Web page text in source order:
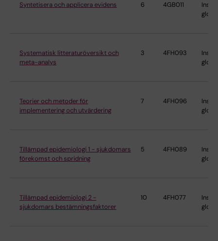
Syntetisera och applicera evidens 6 4GB011
Systematisk litteraturöversikt och
meta-analys
3 4FH093
Teorier och metoder för
implementering och utvärdering
7 4FH096
Tillämpad epidemiologi 1 - sjukdomars
förekomst och spridning
5 4FH089
Tillämpad epidemiologi 2 -
sjukdomars bestämningsfaktorer
10 4FH077